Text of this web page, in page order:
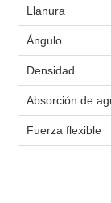
Llanura
Ángulo
Densidad
Absorción de
Fuerza flexible